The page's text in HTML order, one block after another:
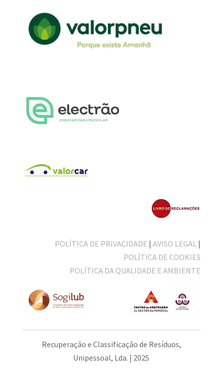
POLÍTICA DE PRIVACIDADE |AVISO LEGAL |
POLÍTICA DE COOKIES
POLÍTICA DA QUALIDADE E AMBIENTE
Recuperação e Classificação de Resíduos,
Unipessoal, Lda. | 2025